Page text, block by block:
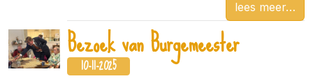
lees meer
Bezoek van Burgemeester
10-11-2025